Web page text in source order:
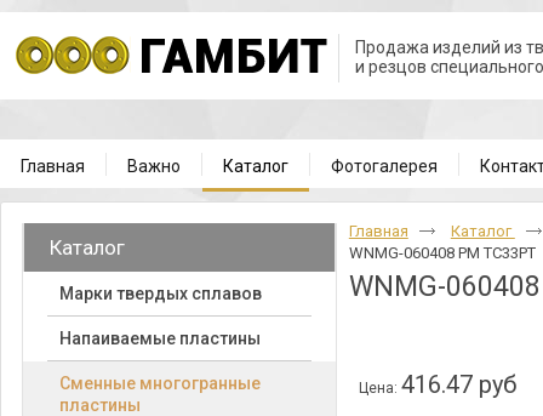
Продажа изделий из
и резцов
Главная Важно Каталог Фотогалерея
Каталог
Марки твердых сплавов
Напаиваемые пластины
Cменные многогранные
пластины
Главная
Каталог
WNMG-060408 PM TC33PT
WNMG-
Цена:416.47 руб